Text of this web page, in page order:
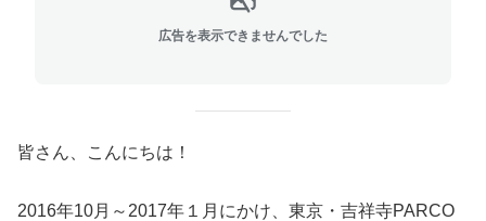
広告を表示できませんでした
皆さん、こんにちは！
2016年10月～2017年１月にかけ、東京・吉祥寺PARCO